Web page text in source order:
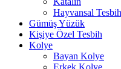
Hayvansal
Gümüş Yüzük
Kişiye Özel Tesbih
Kolye
Bayan Kolye